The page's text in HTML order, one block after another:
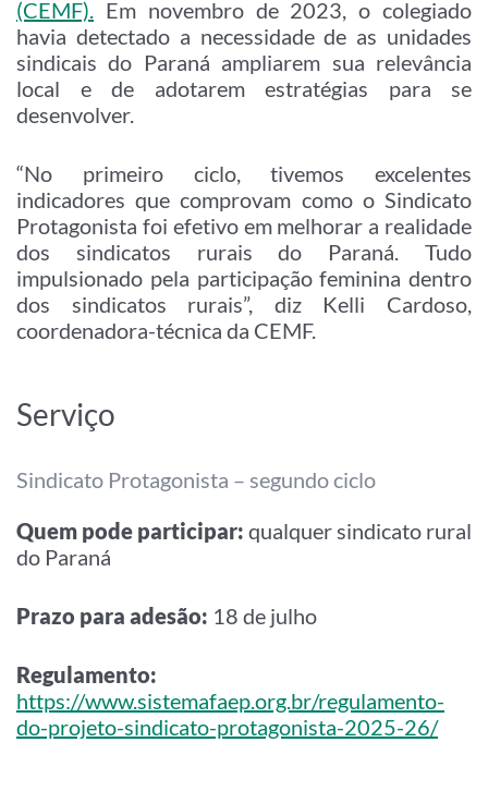
(CEMF). Em novembro de 2023, o colegiado
havia detectado a necessidade de as unidades
sindicais do Paraná ampliarem sua relevância
local e de adotarem estratégias para se
desenvolver.
“No primeiro ciclo, tivemos excelentes
indicadores que comprovam como o Sindicato
Protagonista foi efetivo em melhorar a realidade
dos sindicatos rurais do Paraná. Tudo
impulsionado pela participação feminina dentro
dos sindicatos rurais”, diz Kelli Cardoso,
coordenadora-técnica da CEMF.
Serviço
Sindicato Protagonista – segundo ciclo
Quem pode participar: qualquer sindicato rural
do Paraná
Prazo para adesão: 18 de julho
Regulamento:
https://www.sistemafaep.org.br/regulamento-
do-projeto-sindicato-protagonista-2025-26/